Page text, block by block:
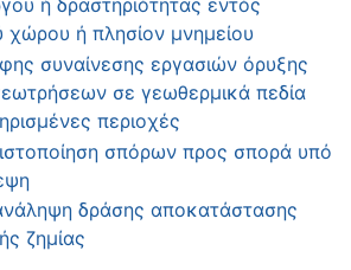
ή δραστηριότητας εντός
χώρου ή πλησίον μνημείου
συναίνεσης εργασιών όρυξης
σε γεωθερμικά πεδία
περιοχές
σπόρων προς σπορά υπό
δράσης αποκατάστασης
ζημίας